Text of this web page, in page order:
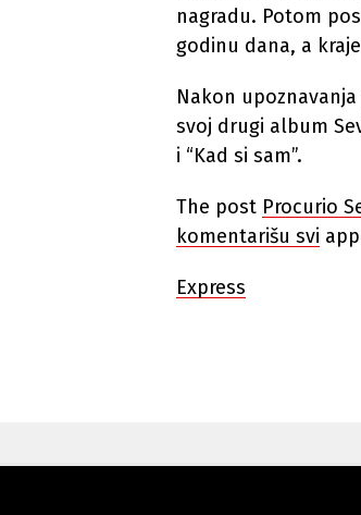
nagradu. Potom
godinu dana, a
Nakon
svoj drugi album
i “Kad si sam”.
The post Procurio
komentarišu svi
Express